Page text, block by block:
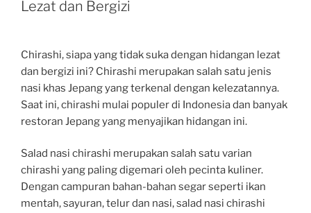
Lezat dan Bergizi
Chirashi, siapa yang tidak suka dengan hidangan lezat
dan bergizi ini? Chirashi merupakan salah satu jenis
nasi khas Jepang yang terkenal dengan kelezatannya.
Saat ini, chirashi mulai populer di Indonesia dan banyak
restoran Jepang yang menyajikan hidangan ini.
Salad nasi chirashi merupakan salah satu varian
chirashi yang paling digemari oleh pecinta kuliner.
Dengan campuran bahan-bahan segar seperti ikan
mentah, sayuran, telur dan nasi, salad nasi chirashi